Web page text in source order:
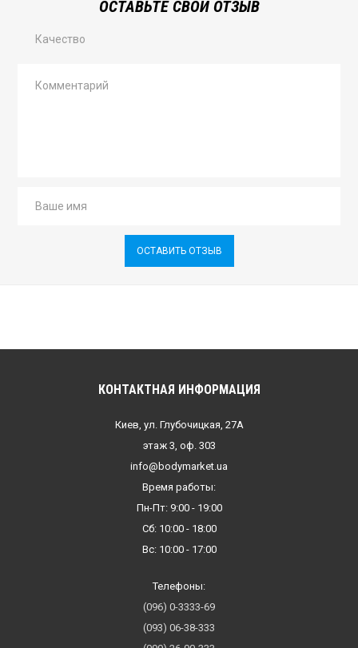
ОСТАВЬТЕ СВОЙ ОТЗЫВ
Качество
ОСТАВИТЬ ОТЗЫВ
КОНТАКТНАЯ ИНФОРМАЦИЯ
Киев, ул. Глубочицкая, 27А
этаж 3, оф. 303
info@bodymarket.ua
Время работы:
Пн-Пт: 9:00 - 19:00
Сб: 10:00 - 18:00
Вс: 10:00 - 17:00
Телефоны:
(096) 0-3333-69
(093) 06-38-333